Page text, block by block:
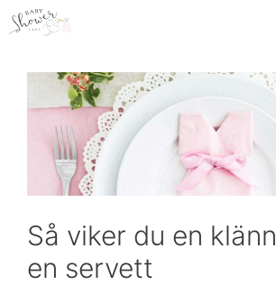
Skip
to
Så viker du en
en servett